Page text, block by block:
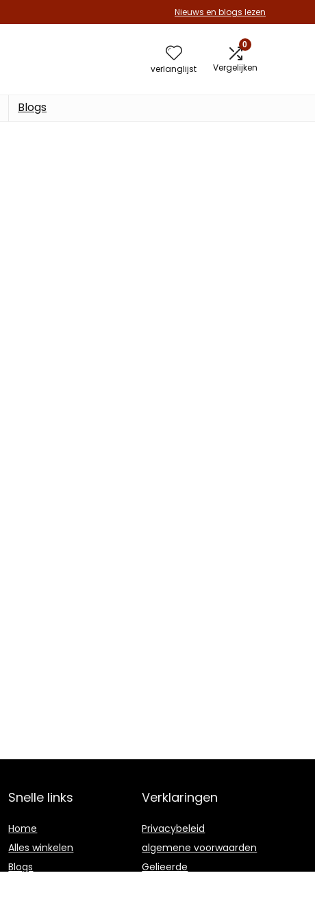
Nieuws en blogs lezen
verlanglijst
0
Vergelijken
Blogs
Snelle links
Home
Alles winkelen
Blogs
Verklaringen
Privacybeleid
algemene voorwaarden
Gelieerde